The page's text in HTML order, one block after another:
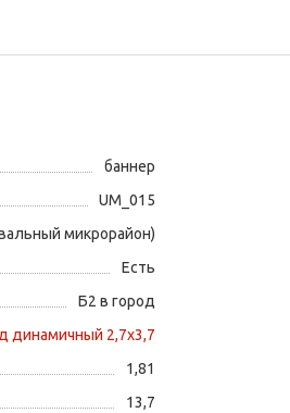
баннер
UM_015
микрорайон)
Есть
Б2 в город
динамичный 2,7х3,7
1,81
13,7